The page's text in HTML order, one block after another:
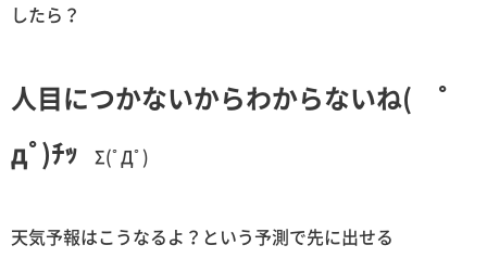
したら？
人目につかないからわからないね( ﾟ
дﾟ)ﾁｯ Σ(ﾟДﾟ)
天気予報はこうなるよ？という予測で先に出せる